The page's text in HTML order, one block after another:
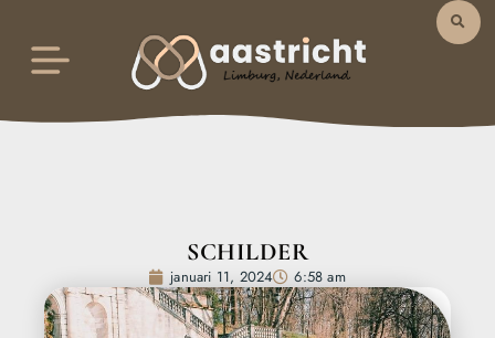
SCHILDER
januari 11, 2024 6:58 am